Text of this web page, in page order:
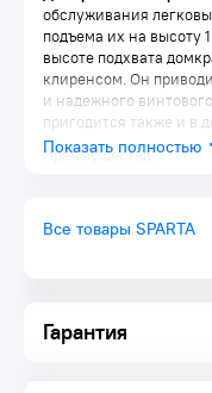
Гарантия
обслуживания
подъема их на высоту
высоте подхвата
клиренсом. Он
и надежного
пригодится также и в
Преимущества:
Надежность и
обеспечивает
Все товары SPARTA